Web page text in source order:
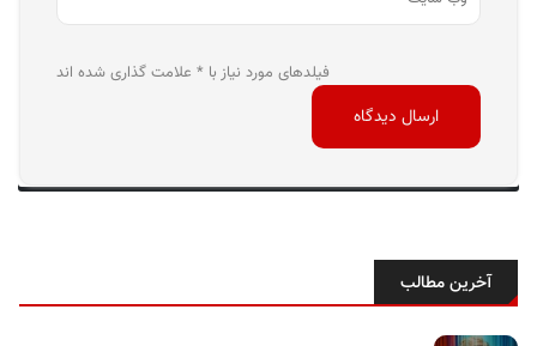
فیلدهای مورد نیاز با * علامت گذاری شده اند
آخرین مطالب